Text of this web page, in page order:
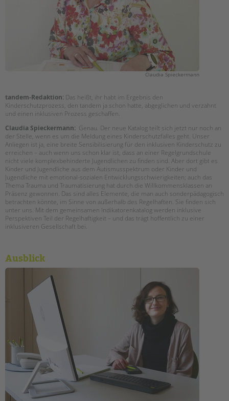
Claudia Spieckermann
tandem-Redaktion: Das heißt, ihr habt im Ergebnis den
Kinderschutzprozess, den tandem ja schon hatte, abgeglichen und verzahnt
und einen inklusiven Prozess geschaffen.
Claudia Spieckermann: Genau. Der neue Katalog teilt sich jetzt nur noch an
der Stelle, wenn es um die Meldung eines Kinderschutzfalles geht. Unser
Anliegen ist ja, eine breite Sensibilisierung für den inklusiven Kinderschutz zu
erreichen – auch wenn uns schon klar ist, dass an einer Regelgrundschule
nicht viele komplexbehinderte Jugendlichen zu finden sind. Aber dort gibt es
Kinder und Jugendliche aus dem Autismusspektrum oder Kinder und
Jugendliche mit emotional-sozialen Entwicklungsschwierigkeiten; auch das
Thema Trauma und Traumatisierung hat durch die Willkommensklassen an
Präsenz gewonnen. Das sind alles Elemente, die man auch sonderpädagogisch
betrachten könnte, im Sinne von außerhalb des Regelhaften. Sie finden sich
unter uns. Mit dem gemeinsamen Indikatorenkatalog werden inklusive
Perspektiven Teil der Regelhaftigkeit – und das trägt hoffentlich zu einer
inklusiveren Gesellschaft bei.
Ausblick